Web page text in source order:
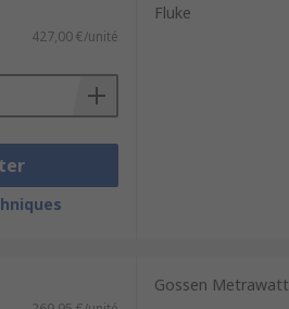
427,00 €/unité
Fluke
Gossen Metrawatt